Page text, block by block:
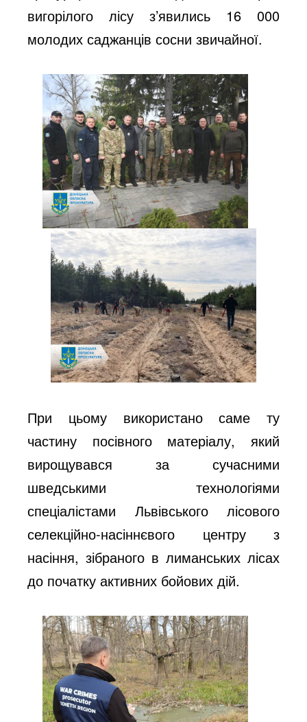
вигорілого лісу з’явились 16 000
молодих саджанців сосни звичайної.
При цьому використано саме ту
частину посівного матеріалу, який
вирощувався за сучасними
шведськими технологіями
спеціалістами Львівського лісового
селекційно-насіннєвого центру з
насіння, зібраного в лиманських лісах
до початку активних бойових дій.